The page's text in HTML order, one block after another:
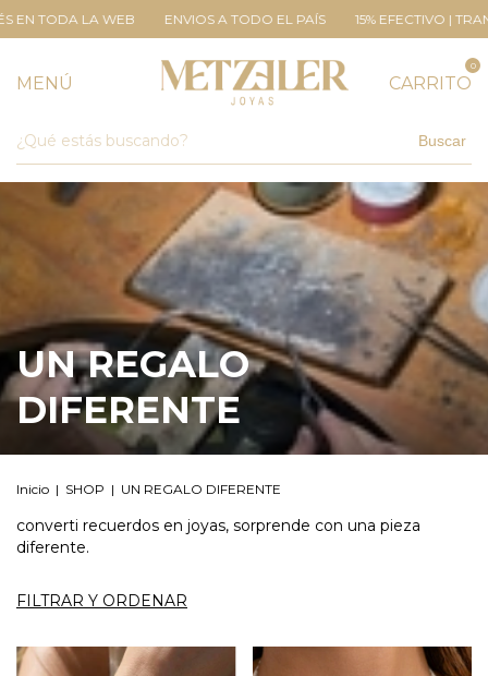
LA WEB ENVIOS A TODO EL PAÍS 15% EFECTIVO | TRANFERENCIA
MENÚ CARRITO
0
Buscar
UN REGALO
DIFERENTE
Inicio | SHOP | UN REGALO DIFERENTE
converti recuerdos en joyas, sorprende con una pieza
diferente.
FILTRAR Y ORDENAR